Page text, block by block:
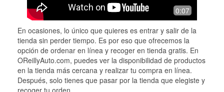
0:07
En ocasiones, lo único que quieres es entrar y salir de la
tienda sin perder tiempo. Es por eso que ofrecemos la
opción de ordenar en línea y recoger en tienda gratis. En
OReillyAuto.com, puedes ver la disponibilidad de productos
en la tienda más cercana y realizar tu compra en línea.
Después, solo tienes que pasar por la tienda que elegiste y
recoger tu orden.